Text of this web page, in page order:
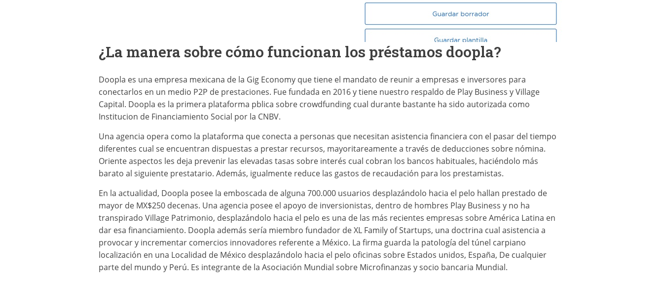
¿La manera sobre cómo funcionan los préstamos doopla?
Doopla es una empresa mexicana de la Gig Economy que tiene el mandato de reunir a empresas e inversores para
conectarlos en un medio P2P de prestaciones. Fue fundada en 2016 y tiene nuestro respaldo de Play Business y Village
Capital. Doopla es la primera plataforma pblica sobre crowdfunding cual durante bastante ha sido autorizada como
Institucion de Financiamiento Social por la CNBV.
Una agencia opera como la plataforma que conecta a personas que necesitan asistencia financiera con el pasar del tiempo
diferentes cual se encuentran dispuestas a prestar recursos, mayoritareamente a través de deducciones sobre nómina.
Oriente aspectos les deja prevenir las elevadas tasas sobre interés cual cobran los bancos habituales, haciéndolo más
barato al siguiente prestatario. Además, igualmente reduce las gastos de recaudación para los prestamistas.
En la actualidad, Doopla posee la emboscada de alguna 700.000 usuarios desplazándolo hacia el pelo hallan prestado de
mayor de MX$250 decenas. Una agencia posee el apoyo de inversionistas, dentro de hombres Play Business y no ha
transpirado Village Patrimonio, desplazándolo hacia el pelo es una de las más recientes empresas sobre América Latina en
dar esa financiamiento. Doopla además serí­a miembro fundador de XL Family of Startups, una doctrina cual asistencia a
provocar y incrementar comercios innovadores referente a México. La firma guarda la patologí­a del túnel carpiano
localización en una Localidad de México desplazándolo hacia el pelo oficinas sobre Estados unidos, España, De cualquier
parte del mundo y Perú. Es integrante de la Asociación Mundial sobre Microfinanzas y socio bancaria Mundial.